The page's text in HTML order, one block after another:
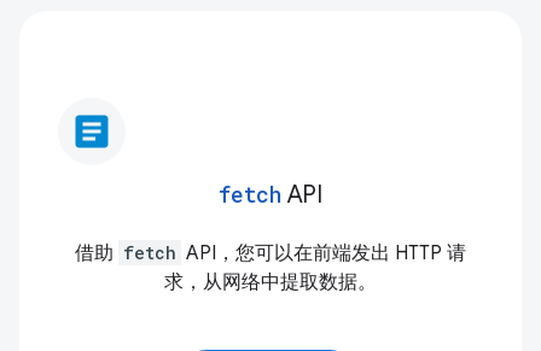
article
fetch API
借助 fetch API，您可以在前端发出 HTTP 请
求，从网络中提取数据。